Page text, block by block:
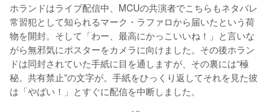
ホランドはライブ配信中、MCUの共演者でこちらもネタバレ
常習犯として知られるマーク・ラファロから届いたという荷
物を開封。そして「わー、最高にかっこいいね！」と言いな
がら無邪気にポスターをカメラに向けました。その後ホラン
ドは同封されていた手紙に目を通しますが、その裏には“極
秘。共有禁止”の文字が。手紙をひっくり返してそれを見た彼
は「やばい！」とすぐに配信を中断しました。